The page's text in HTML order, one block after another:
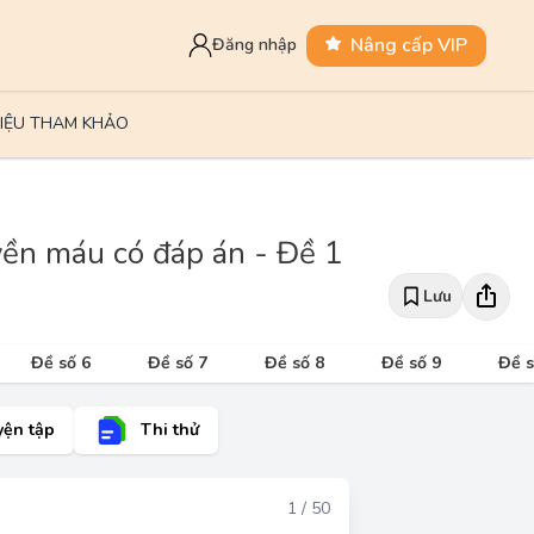
Đăng nhập Nâng cấp VIP
THAM KHẢO
máu có đáp án - Đề 1
Lưu
Đề số 6 Đề số 7 Đề số 8 Đề số 9 Đề
tập Thi thử
1 / 50